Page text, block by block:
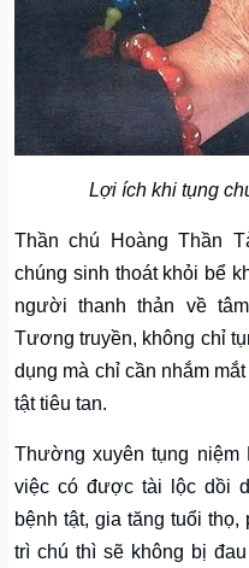
Lợi ích khi tụng
Thần chú Hoàng Thần
chúng sinh thoát khỏi bể
người thanh thản về
Tương truyền, không chỉ
dụng mà chỉ cần nhắm
tật tiêu tan.
Thường xuyên tụng niệm
việc có được tài lộc dồi
bệnh tật, gia tăng tuổi
trì chú thì sẽ không bị